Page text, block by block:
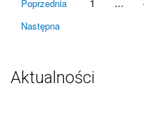
Poprzednia 1 …
Następna
Aktualności